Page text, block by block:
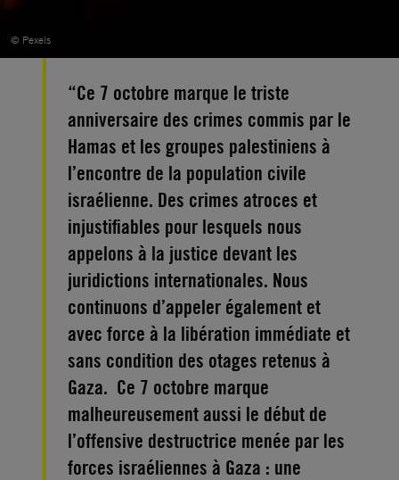
© Pexels
“Ce 7 octobre marque le triste
anniversaire des crimes commis par le
Hamas et les groupes palestiniens à
l’encontre de la population civile
israélienne. Des crimes atroces et
injustifiables pour lesquels nous
appelons à la justice devant les
juridictions internationales. Nous
continuons d’appeler également et
avec force à la libération immédiate et
sans condition des otages retenus à
Gaza. Ce 7 octobre marque
malheureusement aussi le début de
l’offensive destructrice menée par les
forces israéliennes à Gaza : une